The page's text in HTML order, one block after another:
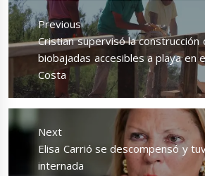
de
entradas
Previous
Previous
post:
Cristian supervisó la construcción
biobajadas accesibles a playa en
Costa
Next
Next
post:
Elisa Carrió se descompensó y
internada